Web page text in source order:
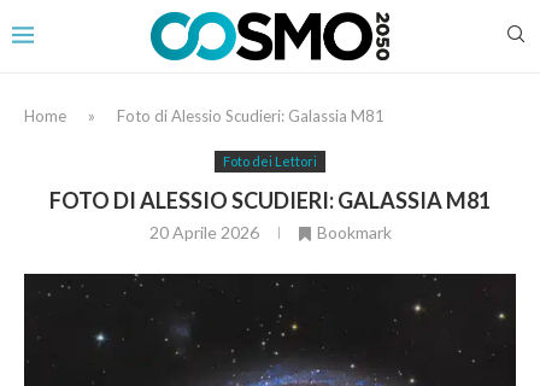
Home » Foto di Alessio Scudieri: Galassia M81
Foto dei Lettori
FOTO DI ALESSIO SCUDIERI: GALASSIA M81
20 Aprile 2026 Bookmark